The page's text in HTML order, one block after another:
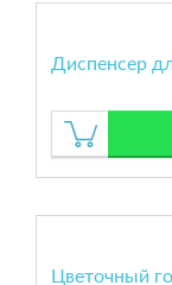
Диспенсер
Цветочный